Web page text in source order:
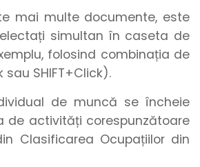
mai multe documente, este
simultan în caseta de
folosind combinația de
sau SHIFT+Click).
de muncă se încheie
de activități corespunzătoare
Clasificarea Ocupațiilor din